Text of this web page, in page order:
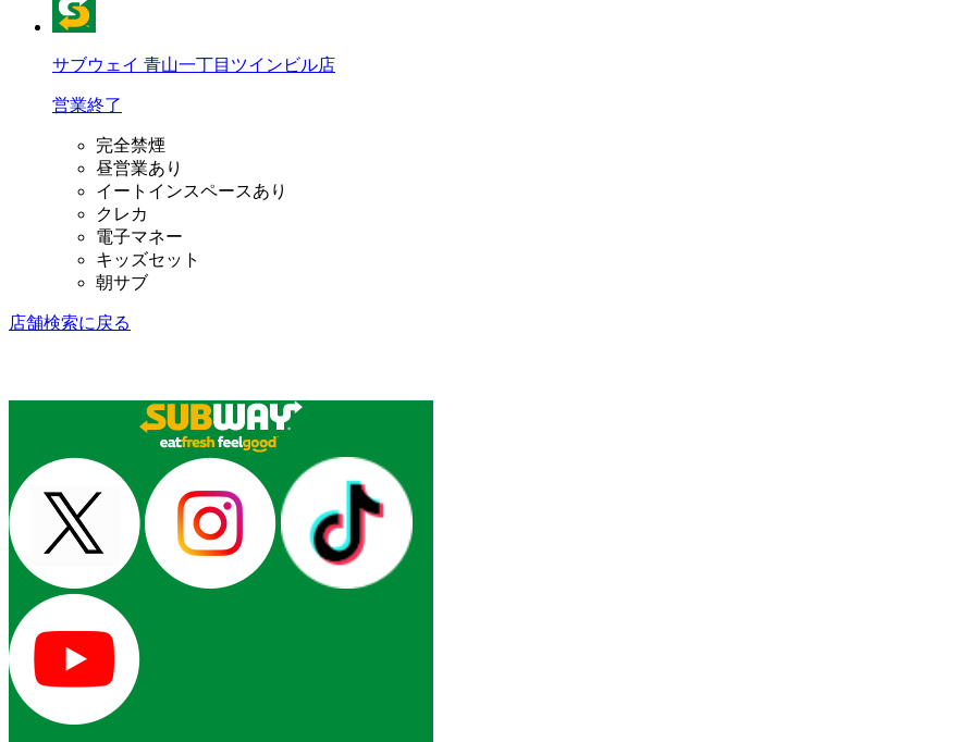
サブウェイ 青山一丁目ツインビル店
営業終了
完全禁煙
昼営業あり
イートインスペースあり
クレカ
電子マネー
キッズセット
朝サブ
店舗検索に戻る